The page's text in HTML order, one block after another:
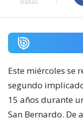
Este miércoles se
segundo
15 años durante
San Bernardo. De